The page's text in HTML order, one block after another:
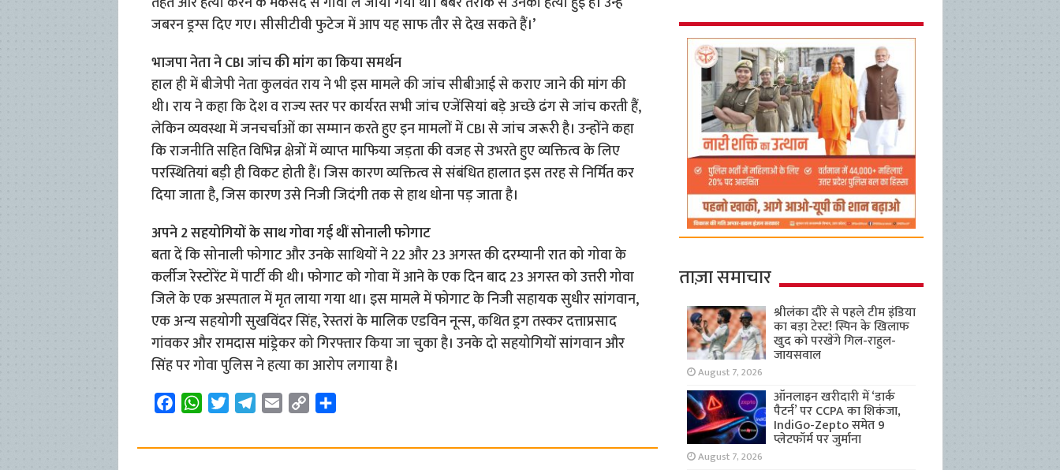
जबरन ड्रग्स दिए गए। सीसीटीवी फुटेज में आप यह साफ तौर से देख सकते हैं।’
भाजपा नेता ने CBI जांच की मांग का किया समर्थन
हाल ही में बीजेपी नेता कुलवंत राय ने भी इस मामले की जांच सीबीआई से कराए जाने की मांग की
थी। राय ने कहा कि देश व राज्य स्तर पर कार्यरत सभी जांच एजेंसियां बड़े अच्छे ढंग से जांच करती हैं,
लेकिन व्यवस्था में जनचर्चाओं का सम्मान करते हुए इन मामलों में CBI से जांच जरूरी है। उन्होंने कहा
कि राजनीति सहित विभिन्न क्षेत्रों में व्याप्त माफिया जड़ता की वजह से उभरते हुए व्यक्तित्व के लिए
परस्थितियां बड़ी ही विकट होती हैं। जिस कारण व्यक्तित्व से संबंधित हालात इस तरह से निर्मित कर
दिया जाता है, जिस कारण उसे निजी जिदंगी तक से हाथ धोना पड़ जाता है।
अपने 2 सहयोगियों के साथ गोवा गई थीं सोनाली फोगाट
बता दें कि सोनाली फोगाट और उनके साथियों ने 22 और 23 अगस्त की दरम्यानी रात को गोवा के
कर्लीज रेस्टोरेंट में पार्टी की थी। फोगाट को गोवा में आने के एक दिन बाद 23 अगस्त को उत्तरी गोवा
जिले के एक अस्पताल में मृत लाया गया था। इस मामले में फोगाट के निजी सहायक सुधीर सांगवान,
एक अन्य सहयोगी सुखविंदर सिंह, रेस्तरां के मालिक एडविन नून्स, कथित ड्रग तस्कर दत्ताप्रसाद
गांवकर और रामदास मांड्रेकर को गिरफ्तार किया जा चुका है। उनके दो सहयोगियों सांगवान और
सिंह पर गोवा पुलिस ने हत्या का आरोप लगाया है।
c
W
a
i
l
a
p
a
ताज़ा समाचार
श्रीलंका दौरे से पहले टीम इंडिया
का बड़ा टेस्ट! स्पिन के खिलाफ
खुद को परखेंगे गिल-राहुल-
जायसवाल
August 7, 2026
ऑनलाइन खरीदारी में ‘डार्क
पैटर्न’ पर CCPA का शिकंजा,
IndiGo-Zepto समेत 9
प्लेटफॉर्म पर जुर्माना
August 7, 2026